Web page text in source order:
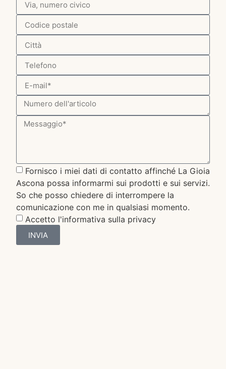
Fornisco i miei dati di contatto affinché La Gioia
Ascona possa informarmi sui prodotti e sui servizi.
So che posso chiedere di interrompere la
comunicazione con me in qualsiasi momento.
Accetto l'informativa sulla privacy
INVIA